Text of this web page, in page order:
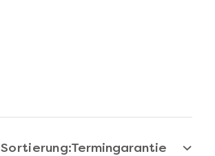
Sortierung: